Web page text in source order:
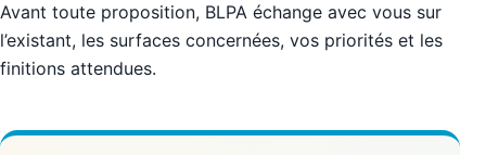
Avant toute proposition, BLPA échange avec vous sur
l’existant, les surfaces concernées, vos priorités et les
finitions attendues.